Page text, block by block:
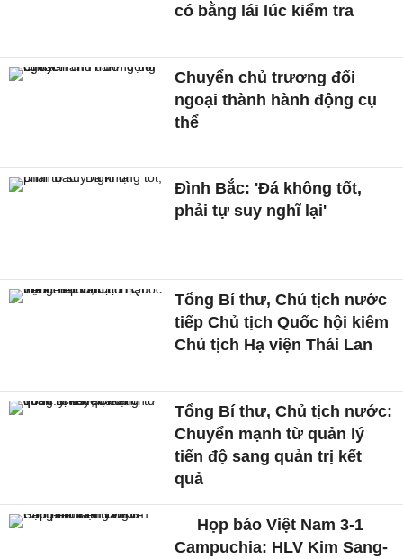
có bằng lái lúc kiểm tra
Chuyển chủ trương đối
ngoại thành hành động cụ
thể
Đình Bắc: 'Đá không tốt,
phải tự suy nghĩ lại'
Tổng Bí thư, Chủ tịch nước
tiếp Chủ tịch Quốc hội kiêm
Chủ tịch Hạ viện Thái Lan
Tổng Bí thư, Chủ tịch nước:
Chuyển mạnh từ quản lý
tiến độ sang quản trị kết
quả
Họp báo Việt Nam 3-1
Campuchia: HLV Kim Sang-